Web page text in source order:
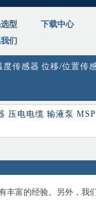
型
下载中心
们
度传感器 位移/位置传
压电电缆 输液泵
富的经验。另外，我